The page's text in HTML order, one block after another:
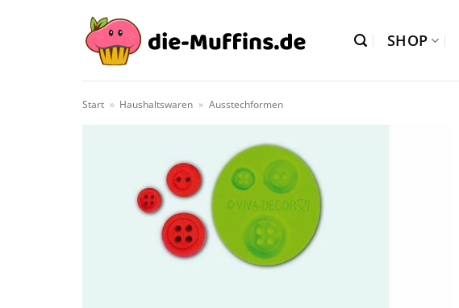
SHOP
Start » Haushaltswaren » Ausstechformen